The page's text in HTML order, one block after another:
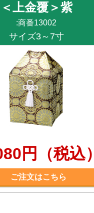
＜上金覆＞紫
:商番13002
サイズ3～7寸
円（税込）
ご注文はこちら